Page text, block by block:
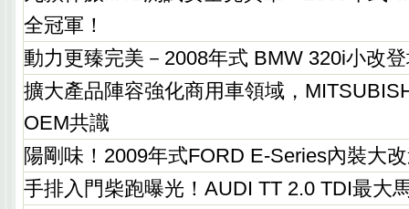
全冠軍！
動力更臻完美－2008年式 BMW 320i小改
擴大產品陣容強化商用車領域，
OEM共識
陽剛味！2009年式FORD E-Series內裝大
手排入門柴跑曝光！AUDI TT 2.0 TDI最大